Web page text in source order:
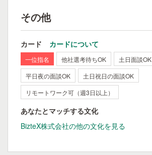
その他
カード カードについて
一位指名 他社選考待ちOK
土日面談OK
平日夜の面談OK
土日祝日の面談OK
リモートワーク可（週3日以上）
あなたとマッチする文化
BizteX株式会社の他の文化を見る